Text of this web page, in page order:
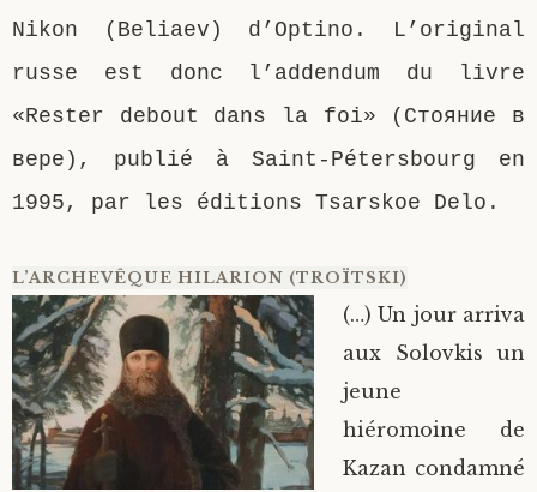
Nikon (Beliaev) d’Optino. L’original
russe est donc l’addendum du livre
«Rester debout dans la foi» (Стояние в
вере), publié à Saint-Pétersbourg en
1995, par les éditions Tsarskoe Delo.
L’ARCHEVÊQUE HILARION (TROÏTSKI)
(…) Un jour arriva
aux Solovkis un
jeune
hiéromoine de
Kazan condamné